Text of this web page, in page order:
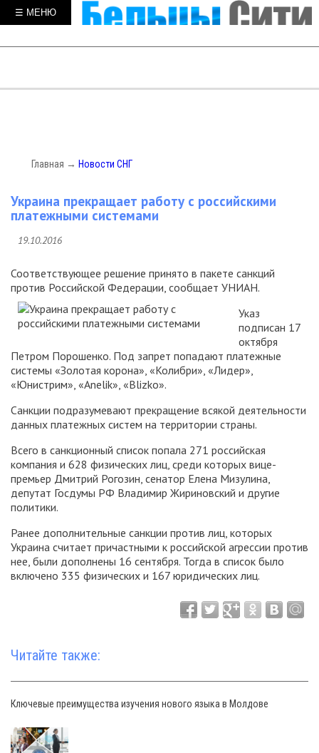
☰ МЕНЮ
Главная → Новости СНГ
Украина прекращает работу с российскими
платежными системами
19.10.2016
Соответствующее решение принято в пакете санкций
против Российской Федерации, сообщает УНИАН.
Указ
подписан 17
октября
Петром Порошенко. Под запрет попадают платежные
системы «Золотая корона», «Колибри», «Лидер»,
«Юнистрим», «Anelik», «Blizko».
Санкции подразумевают прекращение всякой деятельности
данных платежных систем на территории страны.
Всего в санкционный список попала 271 российская
компания и 628 физических лиц, среди которых вице-
премьер Дмитрий Рогозин, сенатор Елена Мизулина,
депутат Госдумы РФ Владимир Жириновский и другие
политики.
Ранее дополнительные санкции против лиц, которых
Украина считает причастными к российской агрессии против
нее, были дополнены 16 сентября. Тогда в список было
включено 335 физических и 167 юридических лиц.
Читайте также:
Ключевые преимущества изучения нового языка в Молдове